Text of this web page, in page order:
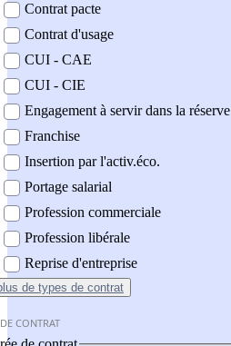
Contrat pacte
Contrat d'usage
CUI - CAE
CUI - CIE
Engagement à servir dans la réserve
Franchise
Insertion par l'activ.éco.
Portage salarial
Profession commerciale
Profession libérale
Reprise d'entreprise
de types de contrat
CONTRAT